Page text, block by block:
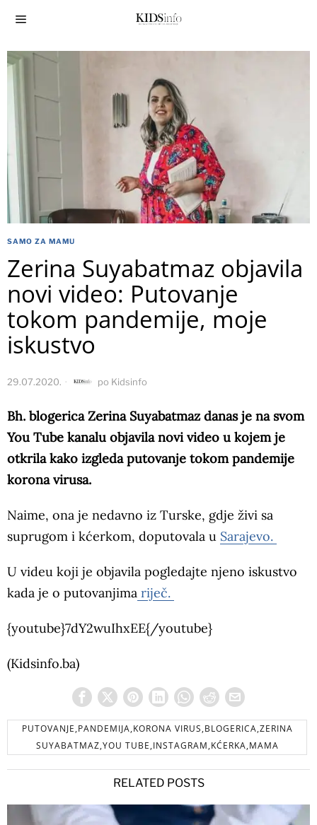
SAMO ZA MAMU
Zerina Suyabatmaz objavila
novi video: Putovanje
tokom pandemije, moje
iskustvo
29.07.2020. po Kidsinfo
Bh. blogerica Zerina Suyabatmaz danas je na svom
You Tube kanalu objavila novi video u kojem je
otkrila kako izgleda putovanje tokom pandemije
korona virusa.
Naime, ona je nedavno iz Turske, gdje živi sa
suprugom i kćerkom, doputovala u Sarajevo.
U videu koji je objavila pogledajte njeno iskustvo
kada je o putovanjima riječ.
{youtube}7dY2wuIhxEE{/youtube}
(Kidsinfo.ba)
PUTOVANJE,PANDEMIJA,KORONA VIRUS,BLOGERICA,ZERINA
SUYABATMAZ,YOU TUBE,INSTAGRAM,KĆERKA,MAMA
RELATED POSTS